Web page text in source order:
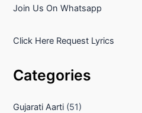
Join Us On Whatsapp
Click Here Request Lyrics
Categories
Gujarati Aarti (51)